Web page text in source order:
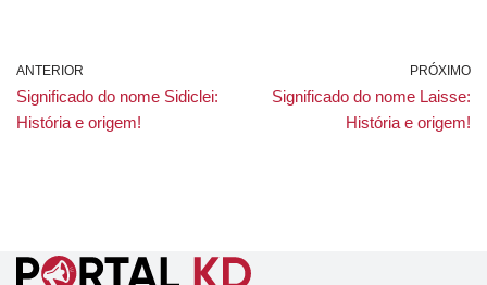
ANTERIOR
Significado do nome Sidiclei:
História e origem!
PRÓXIMO
Significado do nome Laisse:
História e origem!